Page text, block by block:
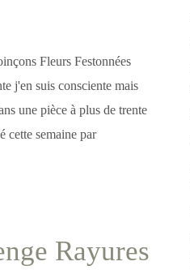
j'en suis consciente mais
une pièce à plus de trente
cette semaine par
Rayures